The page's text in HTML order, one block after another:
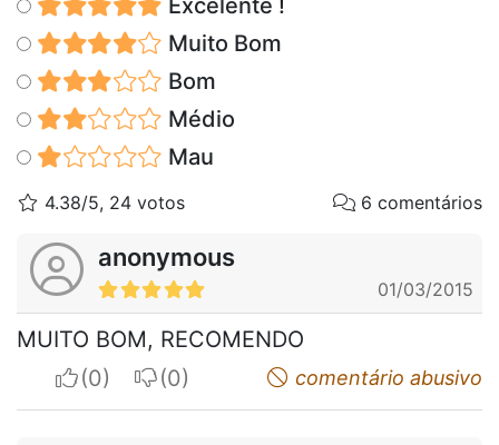
Excelente !
Muito Bom
Bom
Médio
Mau
4.38/5, 24 votos 6 comentários
anonymous
01/03/2015
MUITO BOM, RECOMENDO
I apreciateI do not appreciatecomentário abusivo